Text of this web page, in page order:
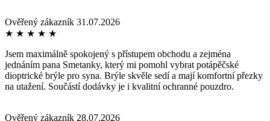
Ověřený zákazník 31.07.2026
★ ★ ★ ★ ★
Jsem maximálně spokojený s přístupem obchodu a zejména
jednáním pana Smetanky, který mi pomohl vybrat potápěčské
dioptrické brýle pro syna. Brýle skvěle sedí a mají komfortní přezky
na utažení. Součástí dodávky je i kvalitní ochranné pouzdro.
Ověřený zákazník 28.07.2026